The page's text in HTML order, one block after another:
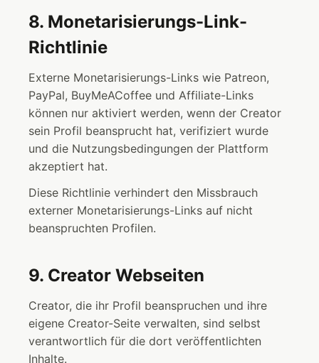
8. Monetarisierungs-Link-
Richtlinie
Externe Monetarisierungs-Links wie Patreon,
PayPal, BuyMeACoffee und Affiliate-Links
können nur aktiviert werden, wenn der Creator
sein Profil beansprucht hat, verifiziert wurde
und die Nutzungsbedingungen der Plattform
akzeptiert hat.
Diese Richtlinie verhindert den Missbrauch
externer Monetarisierungs-Links auf nicht
beanspruchten Profilen.
9. Creator Webseiten
Creator, die ihr Profil beanspruchen und ihre
eigene Creator-Seite verwalten, sind selbst
verantwortlich für die dort veröffentlichten
Inhalte.